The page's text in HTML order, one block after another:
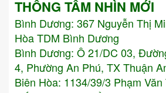
THÔNG TẦM NHÌN MỚI
Bình Dương: 367 Nguyễn Thị
Hòa TDM Bình Dương
Bình Dương: Ô 21/DC 03,
4, Phường An Phú, TX Thuận
Biên Hòa: 1134/39/3 Phạm Văn